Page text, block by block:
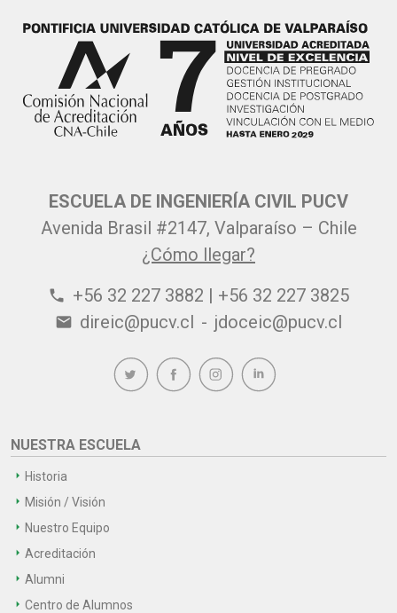
ESCUELA DE INGENIERÍA CIVIL PUCV
Avenida Brasil #2147, Valparaíso – Chile
¿Cómo llegar?
phone +56 32 227 3882 | +56 32 227 3825
email direic@pucv.cl - jdoceic@pucv.cl
NUESTRA ESCUELA
Historia
Misión / Visión
Nuestro Equipo
Acreditación
Alumni
Centro de Alumnos